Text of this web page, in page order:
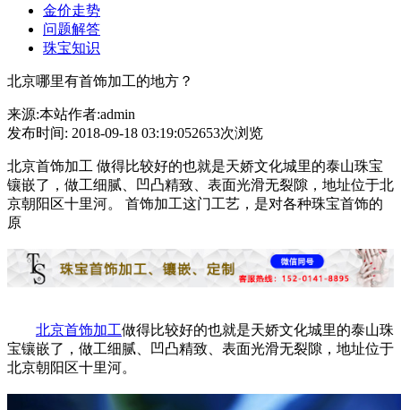
金价走势
问题解答
珠宝知识
北京哪里有首饰加工的地方？
来源:本站作者:admin
发布时间: 2018-09-18 03:19:052653次浏览
北京首饰加工 做得比较好的也就是天娇文化城里的泰山珠宝
镶嵌了，做工细腻、凹凸精致、表面光滑无裂隙，地址位于北
京朝阳区十里河。 首饰加工这门工艺，是对各种珠宝首饰的
原
北京首饰加工做得比较好的也就是天娇文化城里的泰山珠
宝镶嵌了，做工细腻、凹凸精致、表面光滑无裂隙，地址位于
北京朝阳区十里河。